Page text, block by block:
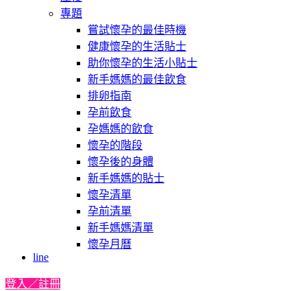
專題
嘗試懷孕的最佳時機
健康懷孕的生活貼士
助你懷孕的生活小貼士
新手媽媽的最佳飲食
排卵指南
孕前飲食
孕媽媽的飲食
懷孕的階段
懷孕後的身體
新手媽媽的貼士
懷孕清單
孕前清單
新手媽媽清單
懷孕月曆
line
登入／註冊